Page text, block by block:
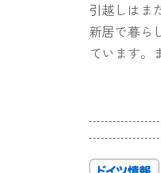
引越しはま
新居で暮ら
ています。